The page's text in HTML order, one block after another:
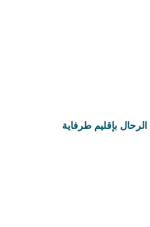
بإقليم طرفاية